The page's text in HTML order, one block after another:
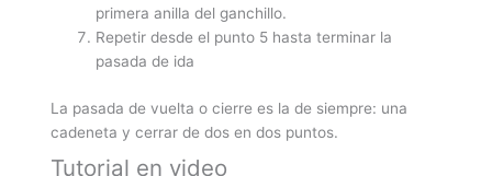
primera anilla del ganchillo.
Repetir desde el punto 5 hasta terminar la
pasada de ida
La pasada de vuelta o cierre es la de siempre: una
cadeneta y cerrar de dos en dos puntos.
Tutorial en video